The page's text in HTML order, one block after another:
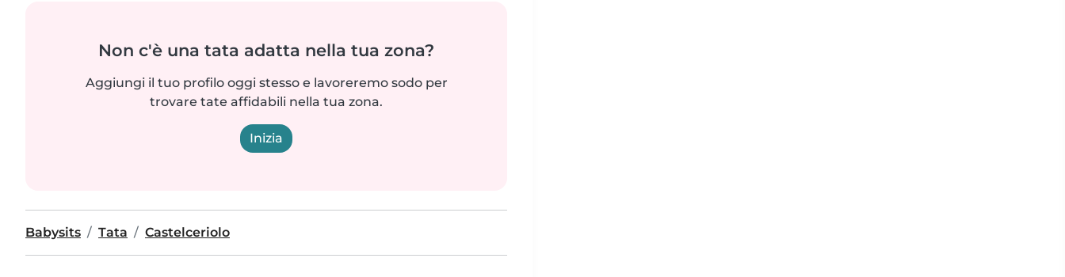
Non c'è una tata adatta nella tua zona?
Aggiungi il tuo profilo oggi stesso e lavoreremo sodo per
trovare tate affidabili nella tua zona.
Inizia
Babysits Tata Castelceriolo